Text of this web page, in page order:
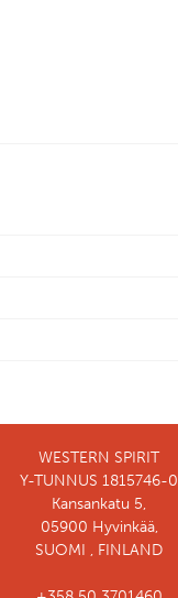
WESTERN SPIRIT
Y-TUNNUS 1815746-0
Kansankatu 5,
05900 Hyvinkää,
SUOMI , FINLAND